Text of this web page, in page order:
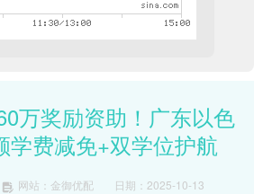
万奖励资助！广东以色
学费减免+双学位护航
网站：金御优配
日期：2025-10-13